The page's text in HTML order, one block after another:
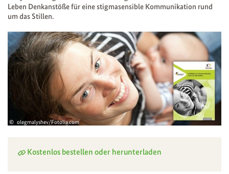
Leben Denkanstöße für eine stigmasensible Kommunikation rund
um das Stillen.
olegmalyshev/Fotolia.com
Kostenlos bestellen oder herunterladen